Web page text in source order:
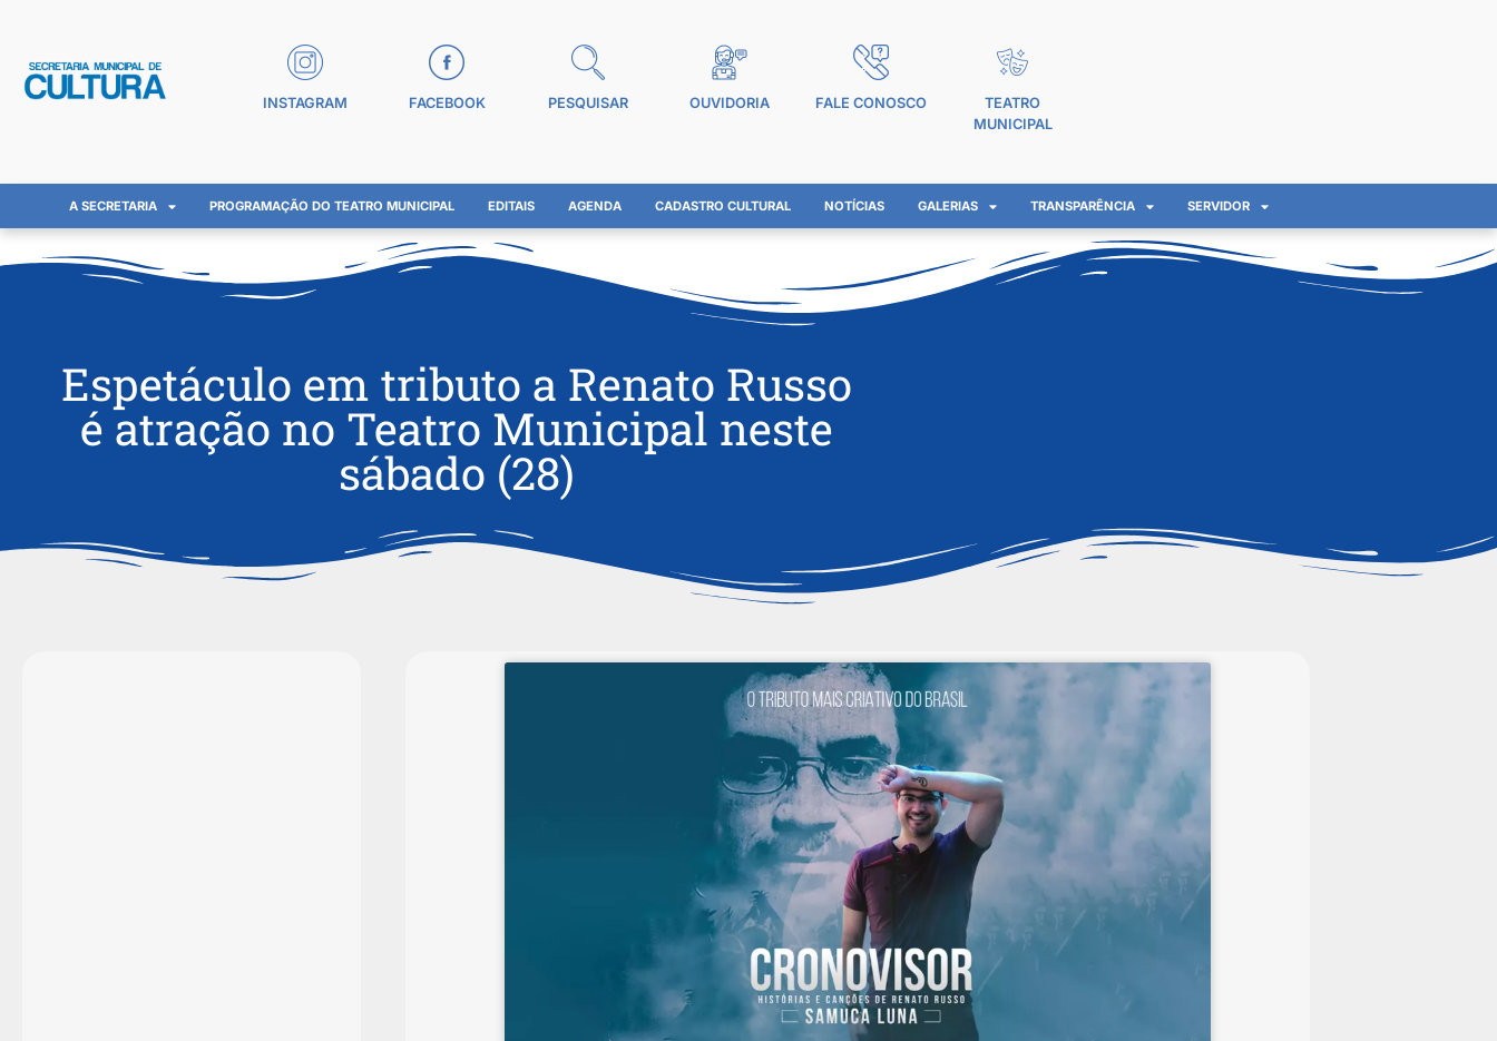
INSTAGRAM FACEBOOK PESQUISAR OUVIDORIA FALE CONOSCO
TEATRO
MUNICIPAL
A SECRETARIA PROGRAMAÇÃO DO TEATRO MUNICIPAL EDITAIS AGENDA CADASTRO CULTURAL NOTÍCIAS GALERIAS TRANSPARÊNCIA SERVIDOR
Espetáculo em tributo a Renato Russo
é atração no Teatro Municipal neste
sábado (28)